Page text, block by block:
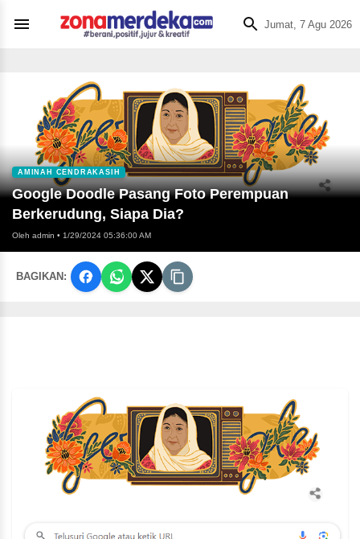
Jumat, 7 Agu 2026
AMINAH CENDRAKASIH
Google Doodle Pasang Foto Perempuan
Berkerudung, Siapa Dia?
Oleh admin • 1/29/2024 05:36:00 AM
BAGIKAN: